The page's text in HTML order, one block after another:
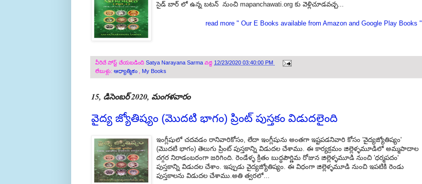
సైడ్ బార్ లో ఉన్న బటన్ నుంచి mapanchawati.org కు వెళ్లిచూడవచ్చ...
read more " Our E Books available from Amazon and Google Play Books "
వీరిచే పోస్ట్ చేయబడింది Satya Narayana Sarma వద్ద 12/23/2020 03:40:00 PM
లేబుళ్లు: ఆధ్యాత్మికం , My Books
15, డిసెంబర్ 2020, మంగళవారం
వైద్య జ్యోతిష్యం (మొదటి భాగం) ప్రింట్ పుస్తకం విడుదలైంది
ఇంగ్లీషులో చదవడం రానివారికోసం, లేదా ఇంగ్లీషును అంతగా ఇష్టపడనివారి కోసం 'వైద్యజ్యోతిష్యం'
(మొదటి భాగం) తెలుగు ప్రింట్ పుస్తకాన్ని విడుదల చేశాము. ఈ కార్యక్రమం జిల్లెళ్ళమూడిలో అమ్మపాదాల
దగ్గర నిరాడంబరంగా జరిగింది. రెండేళ్ళ క్రితం బుద్ధపౌర్ణిమ రోజున జిల్లెళ్ళమూడి నుంచి 'ధర్మపదం'
పుస్తకాన్ని విడుదల చేశాం. ఇప్పుడు వైద్యజ్యోతిష్యం. ఈ విధంగా జిల్లెళ్ళమూడి నుంచి ఇపటికి రెండు
పుస్తకాలను విడుదల చేశాము.అతి త్వరలో...